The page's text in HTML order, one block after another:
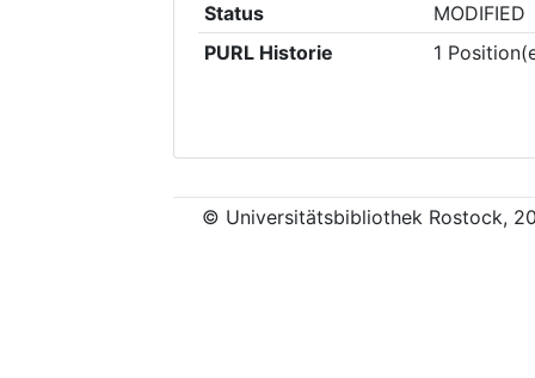
Status
MODIFIED
PURL Historie
1
© Universitätsbibliothek Rostock,